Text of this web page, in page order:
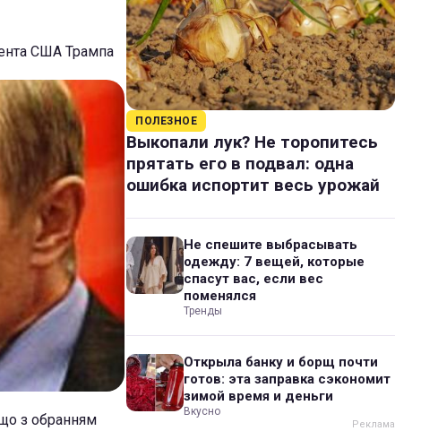
США Трампа
з обранням
ПОЛЕЗНОЕ
Выкопали лук? Не торопитесь
прятать его в подвал: одна
ошибка испортит весь урожай
Не спешите выбрасывать
одежду: 7 вещей, которые
спасут вас, если вес
поменялся
Тренды
Открыла банку и борщ почти
готов: эта заправка сэкономит
зимой время и деньги
Вкусно